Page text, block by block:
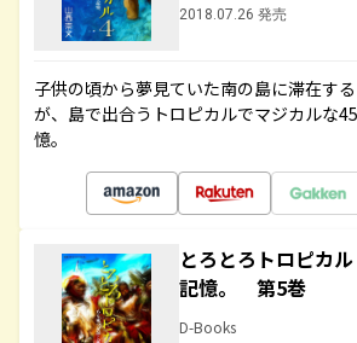
2018.07.26 発売
子供の頃から夢見ていた南の島に滞在す
が、島で出合うトロピカルでマジカルな
憶。
とろとろトロピカ
記憶。 第5巻
D-Books